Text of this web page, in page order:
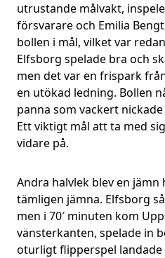
utrustande målvakt,
försvarare och Emilia
bollen i mål, vilket var
Elfsborg spelade bra och
men det var en frispark
en utökad ledning. Bollen
panna som vackert
Ett viktigt mål att ta med
vidare på.
Andra halvlek blev en
tämligen jämna. Elfsborg
men i 70′ minuten kom
vänsterkanten, spelade in
oturligt flipperspel landade